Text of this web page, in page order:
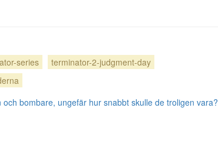
series
terminator-2-judgment-day
bombare, ungefär hur snabbt skulle de troligen vara?